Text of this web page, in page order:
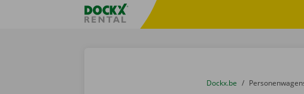
Taalselectie overslaanFratello DEMO
U bevindt zich hier:
van
Dockx.be naar